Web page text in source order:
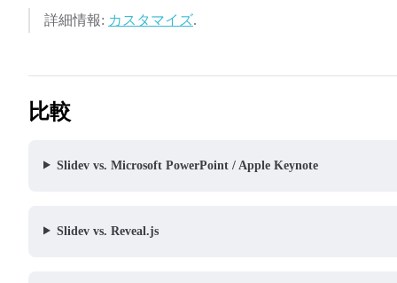
詳細情報: カスタマイズ.
比較
Slidev vs. Microsoft PowerPoint / Apple Keynote
Slidev vs. Reveal.js